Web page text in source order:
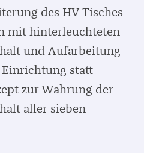
des HV-Tisches
mit hinterleuchteten
und Aufarbeitung
Einrichtung statt
zur Wahrung der
aller sieben